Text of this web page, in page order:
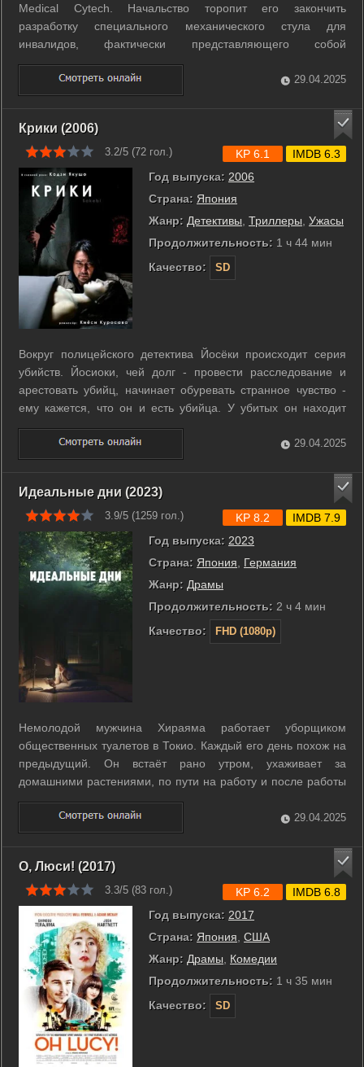
Medical Cytech. Начальство торопит его закончить
разработку специального механического стула для
инвалидов, фактически представляющего собой
искусственное тело. Внезапно, мир вокруг него рушится,
когда в квартире появляется доппельгангер - его злобный
двойник, несущий в себе заряд ненависти, ...
29.04.2025
Крики (2006)
3.2/5 (72 гол.)
Год выпуска: 2006
Страна: Япония
Жанр: Детективы, Триллеры, Ужасы
Продолжительность: 1 ч 44 мин
Качество:
SD
KP 6.1 IMDB 6.3
Вокруг полицейского детектива Йосёки происходит серия
убийств. Йосиоки, чей долг - провести расследование и
арестовать убийц, начинает обуревать странное чувство -
ему кажется, что он и есть убийца. У убитых он находит
некоторые доказательства своей причастности. Больше
всего его ужасает, что у него серьезные проблемы с
памятью и он не может быть ...
29.04.2025
Идеальные дни (2023)
3.9/5 (1259 гол.)
Год выпуска: 2023
Страна: Япония
Германия
Жанр: Драмы
Продолжительность: 2 ч 4 мин
Качество:
FHD (1080p)
KP 8.2 IMDB 7.9
Немолодой мужчина Хираяма работает уборщиком
общественных туалетов в Токио. Каждый его день похож на
предыдущий. Он встаёт рано утром, ухаживает за
домашними растениями, по пути на работу и после работы
слушает на аудиокассетах западную рок-классику,
например, Патти Смит и Лу Рида, читает бумажные книги,
фотографирует на плёночный Olympus деревья ...
29.04.2025
О, Люси! (2017)
3.3/5 (83 гол.)
Год выпуска: 2017
Страна: Япония США
Жанр: Драмы
Комедии
Продолжительность: 1 ч 35 мин
Качество:
SD
KP 6.2 IMDB 6.8